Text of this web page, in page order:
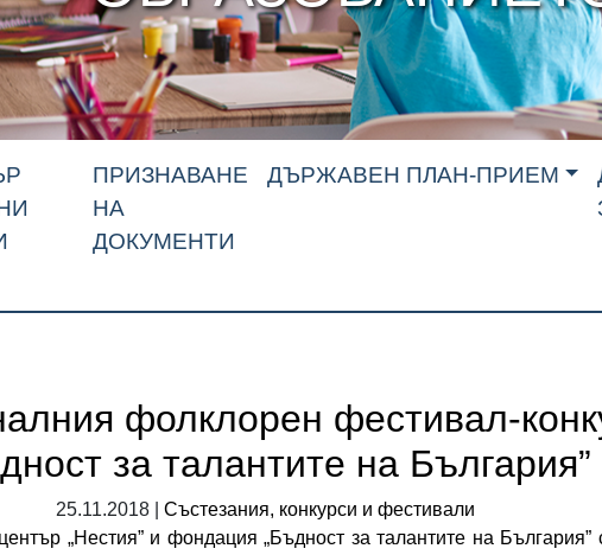
ПРИЗНАВАНЕ
НА
ДОКУМЕНТИ
ДЪРЖАВЕН ПЛАН-ПРИЕМ
фолклорен фестивал-
за талантите на България”
25.11.2018 | Състезания, конкурси и фестивали
„Нестия” и фондация „Бъдност за талантите на България”